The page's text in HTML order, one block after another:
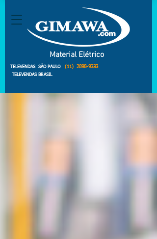
TELEVENDAS SÃO PAULO (11) 2898-9333
TELEVENDAS BRASIL
Material Elétrico